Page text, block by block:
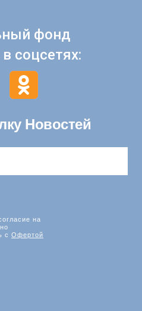
фонд
соцсетях:
Новостей
на
с Офертой